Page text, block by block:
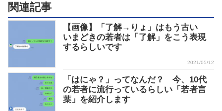
関連記事
【画像】「了解→りょ」はもう古い
いまどきの若者は「了解」をこう表現
するらしいです
2021/05/12
「はにゃ？」ってなんだ？ 今、10代
の若者に流行っているらしい「若者言
葉」を紹介します